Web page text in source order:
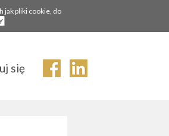
jak pliki cookie, do
się